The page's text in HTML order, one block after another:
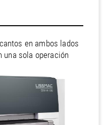
en ambos lados
una sola operación